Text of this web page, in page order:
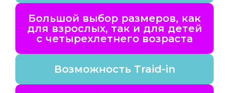
Большой выбор размеров, как
для взрослых, так и для детей
с четырехлетнего возраста
Возможность Traid-in